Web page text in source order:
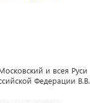
и всея Руси
Федерации В.В.